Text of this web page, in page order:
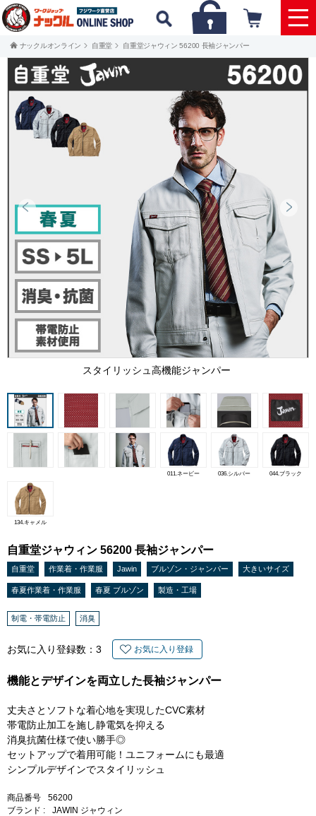
ナックルオンライン 自重堂 自重堂ジャウィン 56200 長袖ジャンパー
スタイリッシュ高機能ジャンパー
011.ネービー 036.シルバー 044.ブラック
134.キャメル
自重堂ジャウィン 56200 長袖ジャンパー
自重堂 作業着・作業服 Jawin ブルゾン・ジャンパー 大きいサイズ
春夏作業着・作業服 春夏 ブルゾン 製造・工場
制電・帯電防止 消臭
お気に入り登録数： 3 お気に入り登録
機能とデザインを両立した長袖ジャンパー
丈夫さとソフトな着心地を実現したCVC素材
帯電防止加工を施し静電気を抑える
消臭抗菌仕様で使い勝手◎
セットアップで着用可能！ユニフォームにも最適
シンプルデザインでスタイリッシュ
商品番号
56200
ブランド :
JAWIN ジャウィン